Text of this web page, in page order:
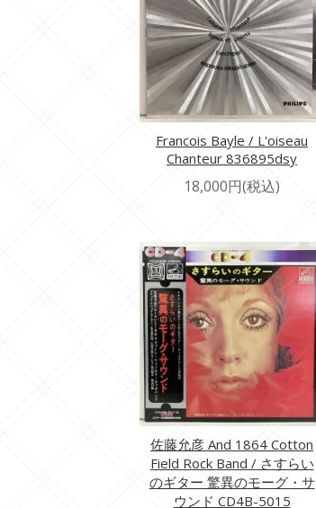
Francois Bayle / L'oiseau
Chanteur 836895dsy
18,000円(税込)
佐藤允彦 And 1864 Cotton
Field Rock Band / さすらい
のギター 驚異のモーグ・サ
ウンド CD4B-5015